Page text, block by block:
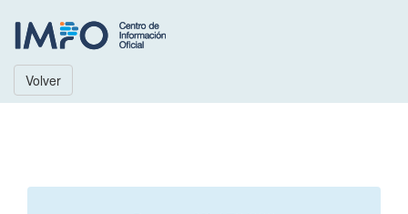
Volver